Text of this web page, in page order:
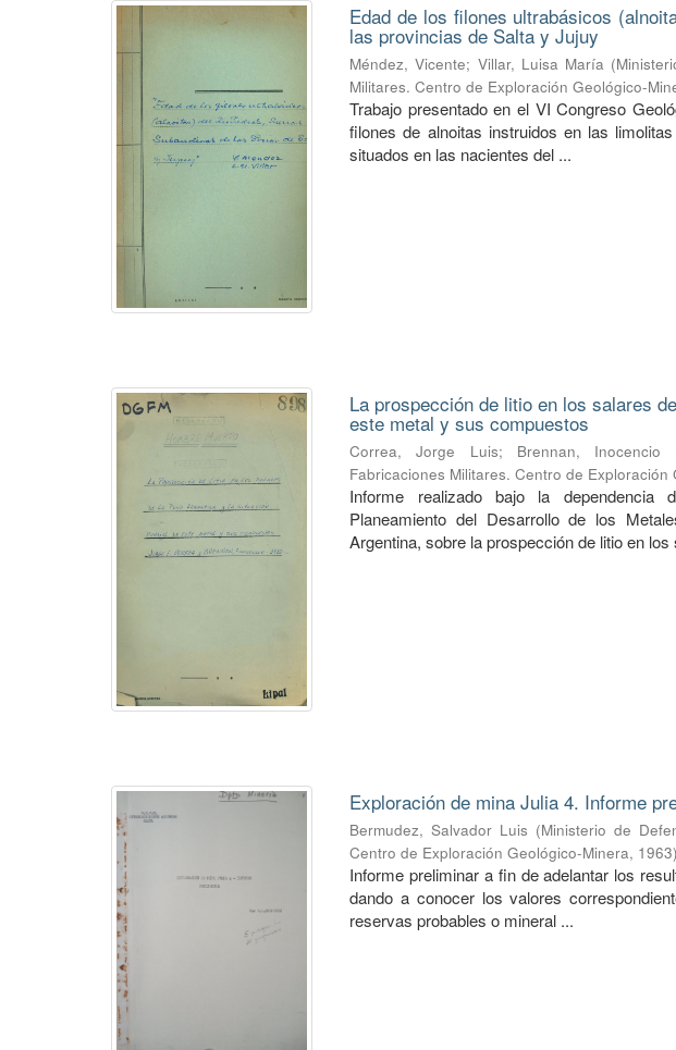
Edad de los filones ultrabásicos
las provincias de Salta y Jujuy
Méndez, Vicente; Villar, Luisa María (
Militares. Centro de Exploración Geológico-
Trabajo presentado en el VI Congreso
filones de alnoitas instruidos en las
situados en las nacientes del ...
La prospección de litio en los salares
este metal y sus compuestos
Correa, Jorge Luis; Brennan, Inocencio
Fabricaciones Militares. Centro de Exploración
Informe realizado bajo la dependencia
Planeamiento del Desarrollo de los
Argentina, sobre la prospección de litio en los
Exploración de mina Julia 4. Informe
Bermudez, Salvador Luis (Ministerio de
Centro de Exploración Geológico-Minera, 1963)
Informe preliminar a fin de adelantar los
dando a conocer los valores
reservas probables o mineral ...